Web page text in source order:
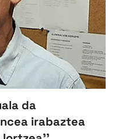
da
irabaztea